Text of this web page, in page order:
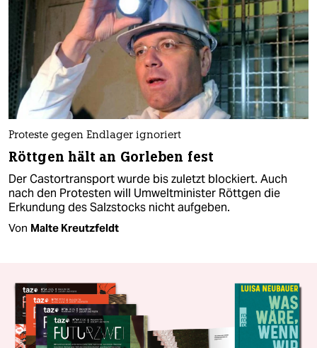
Proteste gegen Endlager ignoriert
Röttgen hält an Gorleben fest
Der Castortransport wurde bis zuletzt blockiert. Auch
nach den Protesten will Umweltminister Röttgen die
Erkundung des Salzstocks nicht aufgeben.
Von Malte Kreutzfeldt